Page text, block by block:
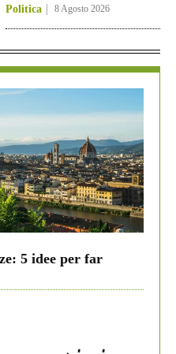
Politica 8 Agosto 2026
5 idee per far